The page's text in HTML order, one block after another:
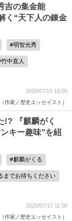
吉の集金能
く“天下人の錬金
明智光秀
竹中直人
2020/07/15 14:00
作家／歴史エッセイスト）
!? 『麒麟がく
キー趣味”を紐
麒麟がくる
までお待ちください
2020/07/12 11:00
作家／歴史エッセイスト）